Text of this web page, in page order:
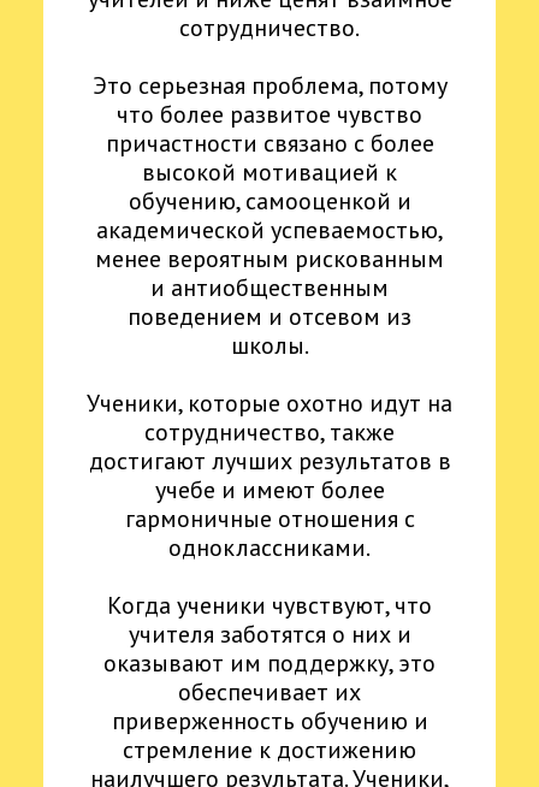
сотрудничество.
Это серьезная проблема, потому
что более развитое чувство
причастности связано с более
высокой мотивацией к
обучению, самооценкой и
академической успеваемостью,
менее вероятным рискованным
и антиобщественным
поведением и отсевом из
школы.
Ученики, которые охотно идут на
сотрудничество, также
достигают лучших результатов в
учебе и имеют более
гармоничные отношения с
одноклассниками.
Когда ученики чувствуют, что
учителя заботятся о них и
оказывают им поддержку, это
обеспечивает их
приверженность обучению и
стремление к достижению
наилучшего результата. Ученики,